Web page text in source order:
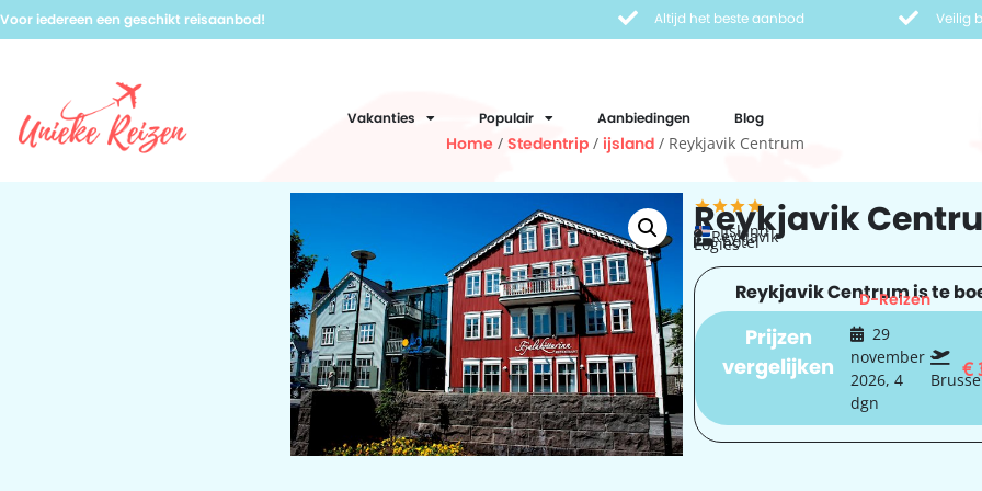
Voor iedereen een geschikt reisaanbod! Altijd het beste aanbod Veilig
Vakanties Populair Aanbiedingen Blog
Home / Stedentrip/ ijsland/ Reykjavik Centrum
Reykjavik
IJsland
Reykjavik
hotel
Logies
Reykjavik Centrum is te
D-Reizen
Prijzen
vergelijken
29
november
2026, 4
dgn
€